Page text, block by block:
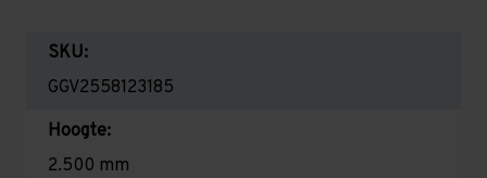
SKU:
GGV2558123185
Hoogte:
2.500 mm